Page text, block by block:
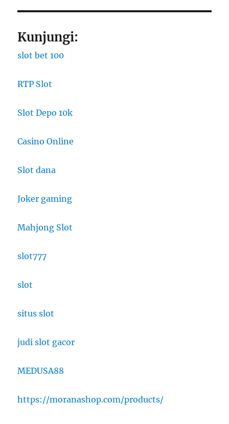
Kunjungi:
slot bet 100
RTP Slot
Slot Depo 10k
Casino Online
Slot dana
Joker gaming
Mahjong Slot
slot777
slot
situs slot
judi slot gacor
MEDUSA88
https://moranashop.com/products/